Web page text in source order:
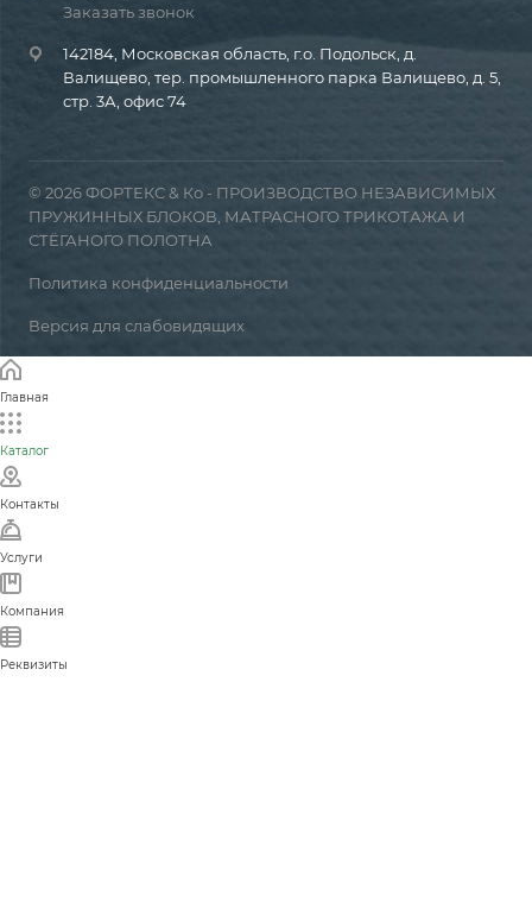
Заказать звонок
142184, Московская область, г.о. Подольск, д.
Валищево, тер. промышленного парка Валищево, д. 5,
стр. 3А, офис 74
© 2026 ФОРТЕКС & Ко - ПРОИЗВОДСТВО НЕЗАВИСИМЫХ
ПРУЖИННЫХ БЛОКОВ, МАТРАСНОГО ТРИКОТАЖА И
СТЁГАНОГО ПОЛОТНА
Политика конфиденциальности
Версия для слабовидящих
Главная
Каталог
Контакты
Услуги
Компания
Реквизиты